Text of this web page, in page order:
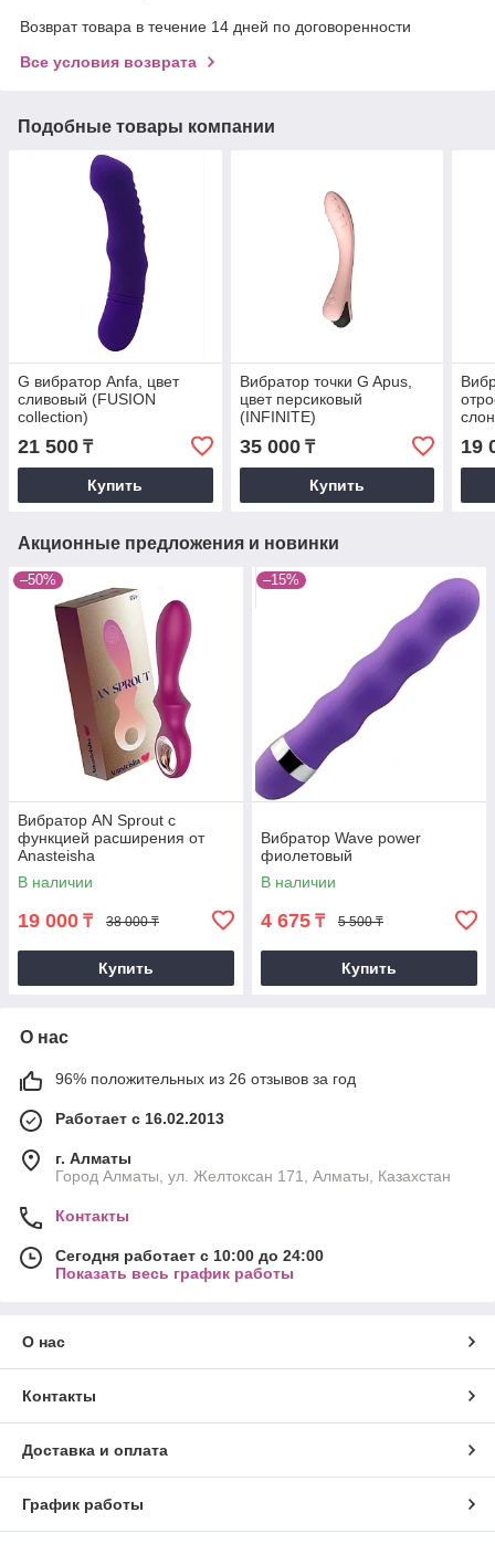
Возврат товара в течение 14 дней по договоренности
Все условия возврата
Подобные товары компании
G вибратор Anfa, цвет
сливовый (FUSION
collection)
21 500 ₸
Купить
Вибратор точки G Apus,
цвет персиковый
(INFINITE)
35 000₸
Купить
19
Акционные предложения и новинки
–50%
Вибратор AN Sprout с
функцией расширения от
Anasteisha
В наличии
19 000 ₸ 38 000 ₸
Купить
–15%
Вибратор Wave power
фиолетовый
В наличии
4 675 ₸ 5 500 ₸
Купить
О нас
96% положительных из 26 отзывов за год
Работает с 16.02.2013
г. Алматы
Город Алматы, ул. Желтоксан 171, Алматы, Казахстан
Контакты
Сегодня работает с 10:00 до 24:00
Показать весь график работы
О нас
Контакты
Доставка и оплата
График работы